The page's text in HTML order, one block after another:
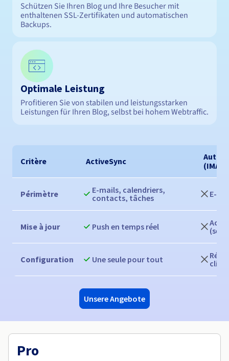
Schützen Sie Ihren Blog und Ihre Besucher mit
enthaltenen SSL-Zertifikaten und automatischen
Backups.
Optimale Leistung
Profitieren Sie von stabilen und leistungsstarken
Leistungen für Ihren Blog, selbst bei hohem Webtraffic.
Critère ActiveSync
Périmètre
E-mails, calendriers,
contacts, tâches
E-
Mise à jour Push en temps réel
Configuration Une seule pour tout
Unsere Angebote
Pro